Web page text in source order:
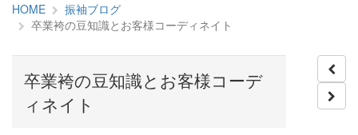
HOME
振袖ブログ
卒業袴の豆知識とお客様コーディネイト
卒業袴の豆知識とお客様コーデ
ィネイト